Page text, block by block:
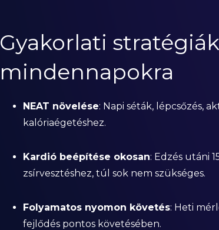
Gyakorlati
mindennapokra
NEAT növelése: Napi séták, lépcsőzés,
kalóriaégetéshez.
Kardió beépítése okosan: Edzés utáni
zsírvesztéshez, túl sok nem szükséges.
Folyamatos nyomon követés: Heti
fejlődés pontos követésében.